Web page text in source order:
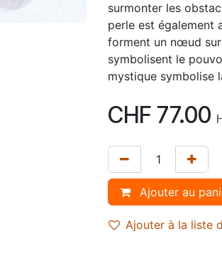
surmonter les
perle est également
forment un nœud
symbolisent le
mystique symbolise
CHF 77.00
Ajouter au
Ajouter à la liste